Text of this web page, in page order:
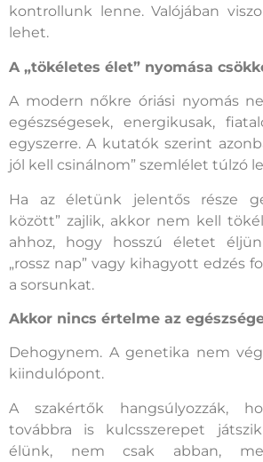
kontrollunk lenne. Valójában
lehet.
A „tökéletes élet” nyomása
A modern nőkre óriási nyomás
egészségesek, energikusak,
egyszerre. A kutatók szerint
jól kell csinálnom” szemlélet túlzó
Ha az életünk jelentős része
között” zajlik, akkor nem kell
ahhoz, hogy hosszú életet
„rossz nap” vagy kihagyott edzés
a sorsunkat.
Akkor nincs értelme az
Dehogynem. A genetika nem
kiindulópont.
A szakértők hangsúlyozzák,
továbbra is kulcsszerepet
élünk, nem csak abban,